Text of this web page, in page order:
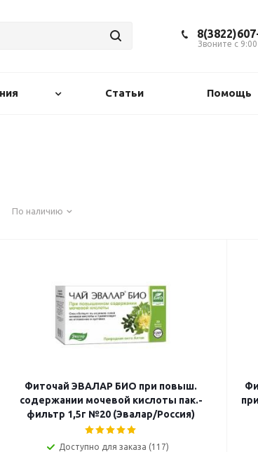
Звоните с
Статьи Помощь
По наличию
Фиточай ЭВАЛАР БИО при повыш.
содержании мочевой кислоты пак.-
фильтр 1,5г №20 (Эвалар/Россия)
Доступно для заказа (117)